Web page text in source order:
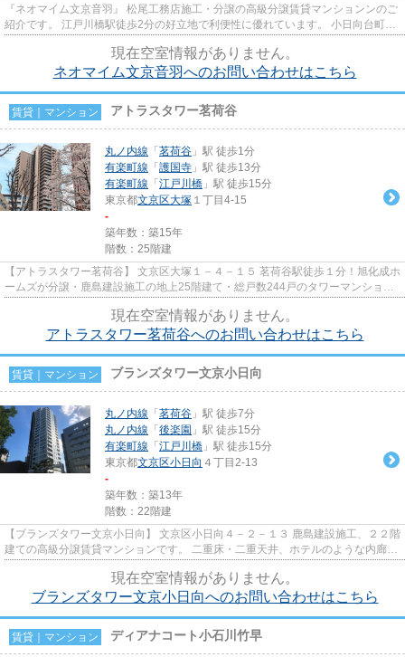
『ネオマイム文京音羽』 松尾工務店施工・分譲の高級分譲賃貸マンションンのご
紹介です。 江戸川橋駅徒歩2分の好立地で利便性に優れています。 小日向台町小
現在空室情報がありません。
ネオマイム文京音羽へのお問い合わせはこちら
賃貸｜マンション アトラスタワー茗荷谷
丸ノ内線 「 茗荷谷 」駅 徒歩1分
有楽町線 「 護国寺 」駅 徒歩13分
有楽町線 「 江戸川橋 」駅 徒歩15分
東京都文京区大塚 １丁目4-15
-
築年数：築15年
階数：25階建
【アトラスタワー茗荷谷】 文京区大塚１－４－１５ 茗荷谷駅徒歩１分！旭化成ホ
ームズが分譲・鹿島建設施工の地上25階建て・総戸数244戸のタワーマンション
現在空室情報がありません。
アトラスタワー茗荷谷へのお問い合わせはこちら
賃貸｜マンション ブランズタワー文京小日向
丸ノ内線 「 茗荷谷 」駅 徒歩7分
丸ノ内線 「 後楽園 」駅 徒歩15分
有楽町線 「 江戸川橋 」駅 徒歩15分
東京都文京区小日向 ４丁目2-13
-
築年数：築13年
階数：22階建
【ブランズタワー文京小日向】 文京区小日向４－２－１３ 鹿島建設施工、２２階
建ての高級分譲賃貸マンションです。 二重床・二重天井、ホテルのような内廊
現在空室情報がありません。
ブランズタワー文京小日向へのお問い合わせはこちら
賃貸｜マンション ディアナコート小石川竹早